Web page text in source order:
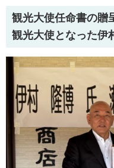
観光大使任命書の贈
観光大使となった伊